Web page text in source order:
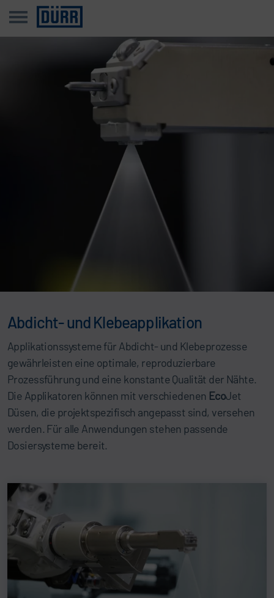
Abdicht- und Klebeapplikation
Applikationssysteme für Abdicht- und Klebeprozesse
gewährleisten eine optimale, reproduzierbare
Prozessführung und eine konstante Qualität der Nähte.
Die Applikatoren können mit verschiedenen EcoJet
Düsen, die projektspezifisch angepasst sind, versehen
werden. Für alle Anwendungen stehen passende
Dosiersysteme bereit.